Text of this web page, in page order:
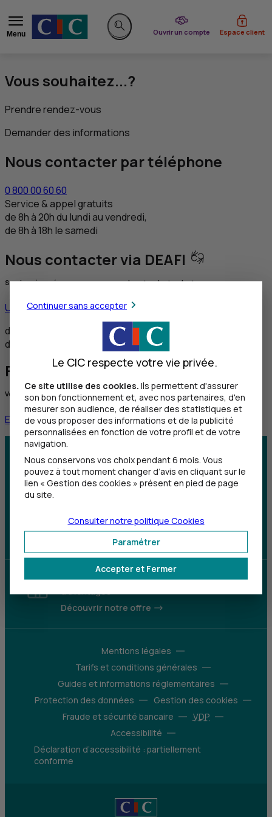
Menu
Rechercher sur le site
Ouvrir un compte
du CIC Espace client
Vous souhaitez...?
Prendre rendez-vous
Demander des informations
Nous contacter par téléphone
0 800 00 60 60
Service & appel gratuits
de 8h à 20h du lundi au vendredi,
de 8h à 18h le samedi
Nous contacter via DEAFI
Service réservé aux personnes sourdes et malentendantes
Utiliser ce service
de 8h30 à 12h et de 14h à 18h du lundi au vendredi,
de 8h30 à 12h le samedi
Faire une réclamation
Vous souhaitez nous faire part d'une réclamation
En savoir plus
Centre d'aide Trouver une agence
Sourds et
malentendants
Télécharger l'application
Parrainez un proche et profitez ensemble
d’avantages
Découvrir notre offre
Mentions légales
Tarifs et conditions générales
Guides et informations réglementaires
Protection des données
Gestion des cookies
Fraude et sécurité bancaire
VDP
Accessibilité
Déclaration d’accessibilité : partiellement
conforme
Continuer sans accepter
Le CIC respecte votre vie privée.
Ce site utilise des cookies. Ils permettent d'assurer
son bon fonctionnement et, avec nos partenaires, d'en
mesurer son audience, de réaliser des statistiques et
de vous proposer des informations et de la publicité
personnalisées en fonction de votre profil et de votre
navigation.
Nous conservons vos choix pendant 6 mois. Vous
pouvez à tout moment changer d’avis en cliquant sur le
lien « Gestion des cookies » présent en pied de page
du site.
Accepter et Fermer
Paramétrer
Consulter notre politique Cookies